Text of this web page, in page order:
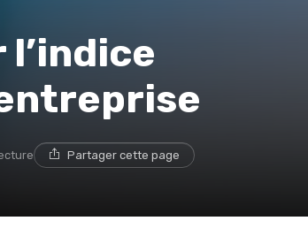
Partager cette page